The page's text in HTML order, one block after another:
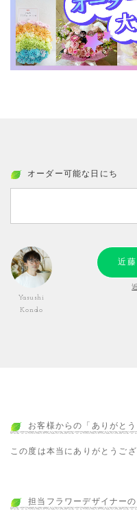
オーダー可能な日にち
Yasushi
Kondo
近
お客様からの「ありがと
この度は本当にありがとうござ
担当フラワーデザイナーの